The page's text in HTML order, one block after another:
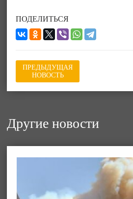
ПОДЕЛИТЬСЯ
ПРЕДЫДУЩАЯ
НОВОСТЬ
Другие новости